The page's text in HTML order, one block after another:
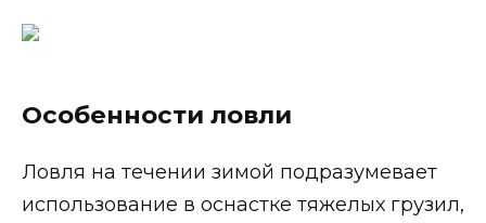
Особенности ловли
Ловля на течении зимой подразумевает
использование в оснастке тяжелых грузил,